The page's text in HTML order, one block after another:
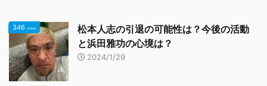
346 view
松本人志の引退の可能性は？今後の活動
と浜田雅功の心境は？
2024/1/29